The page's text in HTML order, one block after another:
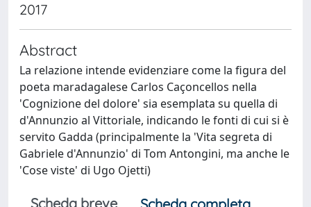
2017
Abstract
La relazione intende evidenziare come la figura del
poeta maradagalese Carlos Caçoncellos nella
'Cognizione del dolore' sia esemplata su quella di
d'Annunzio al Vittoriale, indicando le fonti di cui si è
servito Gadda (principalmente la 'Vita segreta di
Gabriele d'Annunzio' di Tom Antongini, ma anche le
'Cose viste' di Ugo Ojetti)
Scheda breve